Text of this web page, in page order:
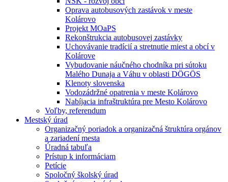
Oprava autobusových zastávok v meste
Kolárovo
Projekt MOaPS
Rekonštrukcia autobusovej zastávky
Uchovávanie tradícií a stretnutie miest a obcí v
Kolárove
Vybudovanie náučného chodníka pri sútoku
Malého Dunaja a Váhu v oblasti DÖGÖS
Klenoty slovenska
Vodozádržné opatrenia v meste Kolárovo
Nabíjacia infraštruktúra pre Mesto Kolárovo
Voľby, referendum
Mestský úrad
Organizačný poriadok a organizačná štruktúra orgánov
a zariadení mesta
Úradná tabuľa
Prístup k informáciam
Petície
Spoločný školský úrad